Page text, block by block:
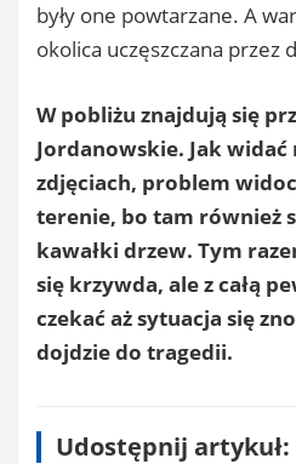
były one powtarzane. A
okolica uczęszczana przez
W pobliżu znajdują się
Jordanowskie. Jak widać
zdjęciach, problem
terenie, bo tam również
kawałki drzew. Tym
się krzywda, ale z całą
czekać aż sytuacja się
dojdzie do tragedii.
Udostępnij artykuł: